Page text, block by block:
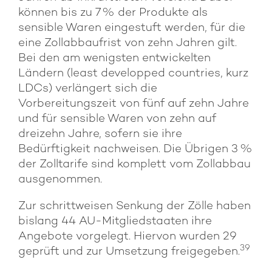
können bis zu 7 % der Produkte als
sensible Waren eingestuft werden, für die
eine Zollabbaufrist von zehn Jahren gilt.
Bei den am wenigsten entwickelten
Ländern (least developped countries, kurz
LDCs) verlängert sich die
Vorbereitungszeit von fünf auf zehn Jahre
und für sensible Waren von zehn auf
dreizehn Jahre, sofern sie ihre
Bedürftigkeit nachweisen. Die Übrigen 3 %
der Zolltarife sind komplett vom Zollabbau
ausgenommen.
Zur schrittweisen Senkung der Zölle haben
bislang 44 AU-Mitgliedstaaten ihre
Angebote vorgelegt. Hiervon wurden 29
geprüft und zur Umsetzung freigegeben.39